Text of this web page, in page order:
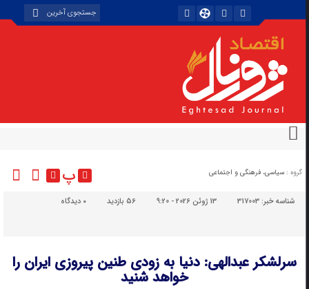
گروه : سیاسی، فرهنگی و اجتماعی پ
شناسه خبر:317003 13 ژوئن 2026 - 9:20 56 بازدید دیدگاه
سرلشکر عبدالهی: دنیا به زودی طنین پیروزی ایران را
خواهد شنید